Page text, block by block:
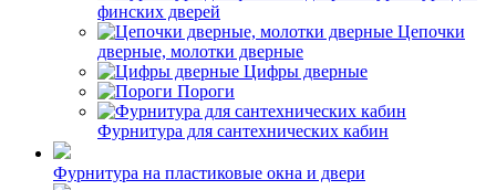
финских дверей
Цепочки
дверные, молотки дверные
Цифры дверные
Пороги
Фурнитура для сантехнических кабин
Фурнитура на пластиковые окна и двери